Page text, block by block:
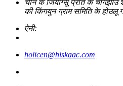
चीन के जियांग्सू प्रांत के
की किंगयुन ग्राम समिति के होउलू
ऐनी:
holicen@hlskaac.com